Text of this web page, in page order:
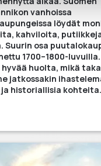
vanhoissa
löydät
kahviloita,
Suurin osa
1700–1800-
huolta, mikä
jatkossakin
historiallisia kohteita.